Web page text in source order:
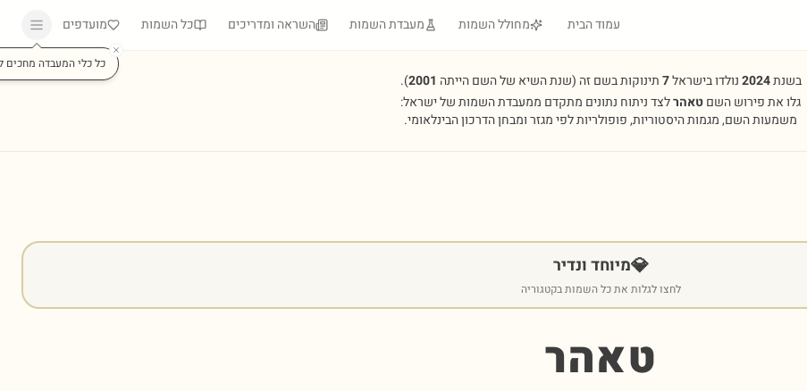
עמוד הבית מחולל השמות מעבדת השמות השראה ומדריכים כל השמות מועדפים
כל כלי המעבדה מחכים
בשנת2024נולדו בישראל7תינוקות בשם זה (שנת השיא של השם הייתה 2001
).
גלו את פירוש השםטאהרלצד ניתוח נתונים מתקדם ממעבדת השמות של ישראל:
משמעות השם, מגמות היסטוריות, פופולריות לפי מגזר ומבחן הדרכון הבינלאומי.
💎מיוחד ונדיר
לחצו לגלות את כל השמות בקטגוריה
טאהר